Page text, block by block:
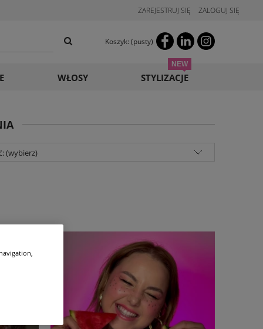
ZAREJESTRUJ SIĘ ZALOGUJ SIĘ
Koszyk: (pusty)
WŁOSY STYLIZACJE
(wybierz)